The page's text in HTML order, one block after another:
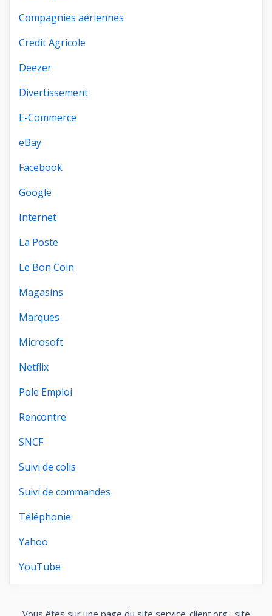
Compagnies aériennes
Credit Agricole
Deezer
Divertissement
E-Commerce
eBay
Facebook
Google
Internet
La Poste
Le Bon Coin
Magasins
Marques
Microsoft
Netflix
Pole Emploi
Rencontre
SNCF
Suivi de colis
Suivi de commandes
Téléphonie
Yahoo
YouTube
Vous êtes sur une page du site service-client.org : site